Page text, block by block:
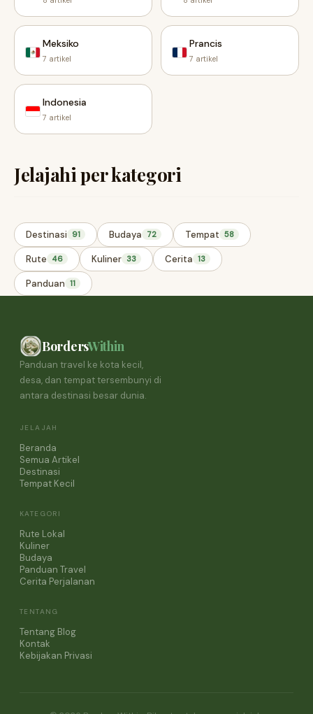
Meksiko
7 artikel
Prancis
7 artikel
Indonesia
7 artikel
Jelajahi per kategori
Destinasi 91 Budaya 72 Tempat 58
Rute 46 Kuliner 33 Cerita 13
Panduan 11
BordersWithin
Panduan travel ke kota kecil,
desa, dan tempat tersembunyi di
antara destinasi besar dunia.
JELAJAH
Beranda
Semua Artikel
Destinasi
Tempat Kecil
KATEGORI
Rute Lokal
Kuliner
Budaya
Panduan Travel
Cerita Perjalanan
TENTANG
Tentang Blog
Kontak
Kebijakan Privasi